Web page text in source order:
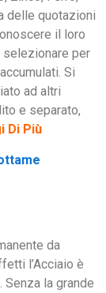
delle quotazioni
il loro
selezionare per
Si
ad altri
e separato,
Di Più
da
l’Acciaio è
la grande